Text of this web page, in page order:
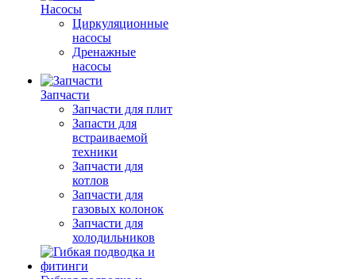
Насосы
Циркуляционные
насосы
Дренажные
насосы
Запчасти
Запчасти для плит
Запасти для
встраиваемой
техники
Запчасти для
котлов
Запчасти для
газовых колонок
Запчасти для
холодильников